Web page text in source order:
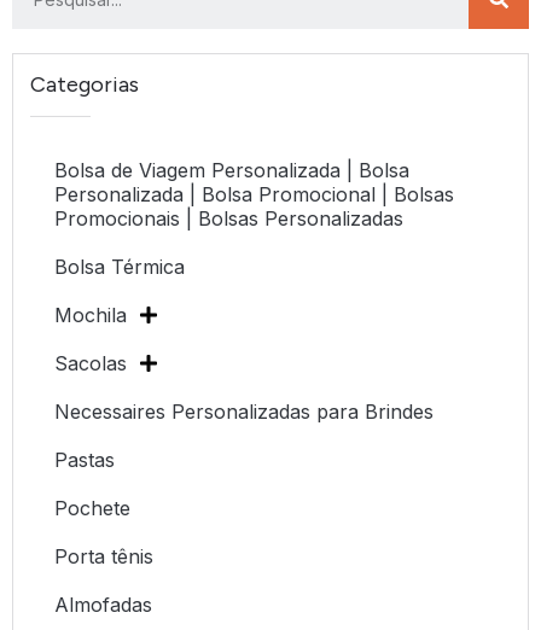
Categorias
Bolsa de Viagem Personalizada | Bolsa
Personalizada | Bolsa Promocional | Bolsas
Promocionais | Bolsas Personalizadas
Bolsa Térmica
Mochila
Sacolas
Necessaires Personalizadas para Brindes
Pastas
Pochete
Porta tênis
Almofadas